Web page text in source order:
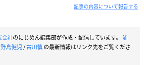
記事の内容について報告する
会社のにじめん編集部が作成・配信しています。 浦
野島健児/古川慎の最新情報はリンク先をご覧くださ